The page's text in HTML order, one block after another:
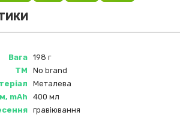
Вага 198 г
ТМ
No brand
Металева
mAh
400 мл
гравіювання